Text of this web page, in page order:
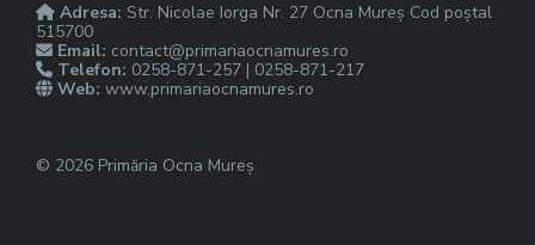
Adresa: Str. Nicolae Iorga Nr. 27 Ocna Mureș Cod poștal
515700
Email: contact@primariaocnamures.ro
Telefon: 0258-871-257 | 0258-871-217
Web: www.primariaocnamures.ro
© 2026 Primăria Ocna Mureș